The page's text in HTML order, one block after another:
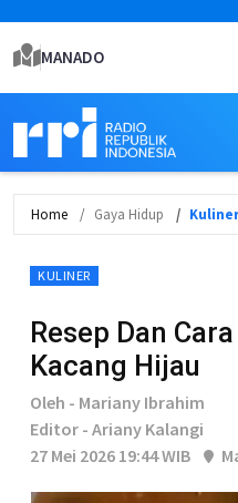
MANADO
Home Gaya Hidup Kuliner
KULINER
Resep Dan
Kacang Hijau
Oleh - Mariany Ibrahim
Editor - Ariany Kalangi
27 Mei 2026 19:44 WIB